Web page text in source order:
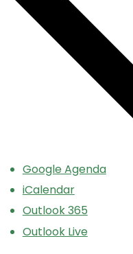
Google Agenda
iCalendar
Outlook 365
Outlook Live